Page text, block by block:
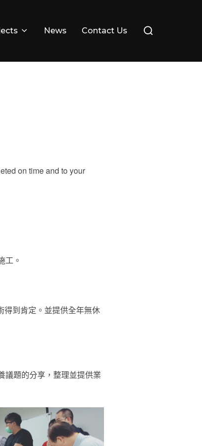
News Contact Us
for:
on time and to your
工。
得到肯定。並提供全年無休
議題的分享，整理並提供業